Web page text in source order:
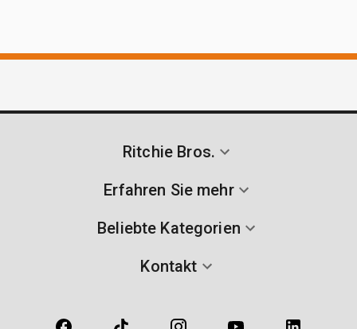
Ritchie Bros.
Erfahren Sie mehr
Beliebte Kategorien
Kontakt